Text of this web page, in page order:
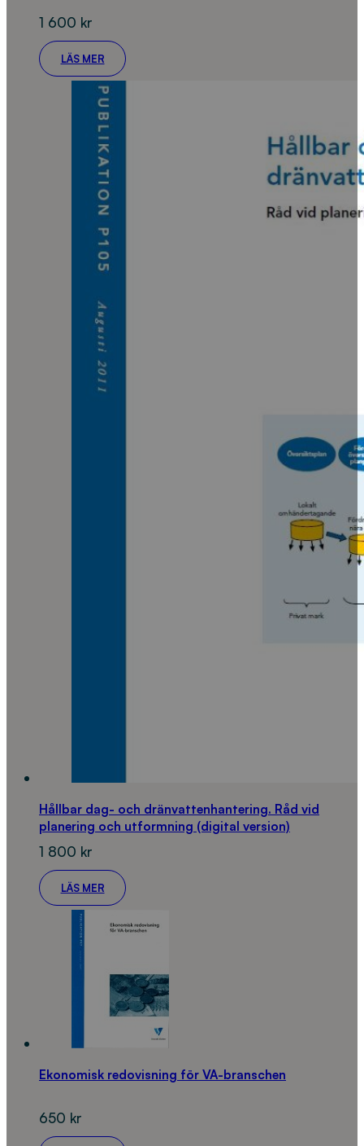
1 600 kr
LÄS MER
Hållbar dag- och dränvattenhantering. Råd vid
planering och utformning (digital version)
1 800 kr
LÄS MER
Ekonomisk redovisning för VA-branschen
650 kr